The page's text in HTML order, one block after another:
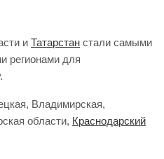
и Татарстан стали самыми
регионами для
Владимирская,
области, Краснодарский